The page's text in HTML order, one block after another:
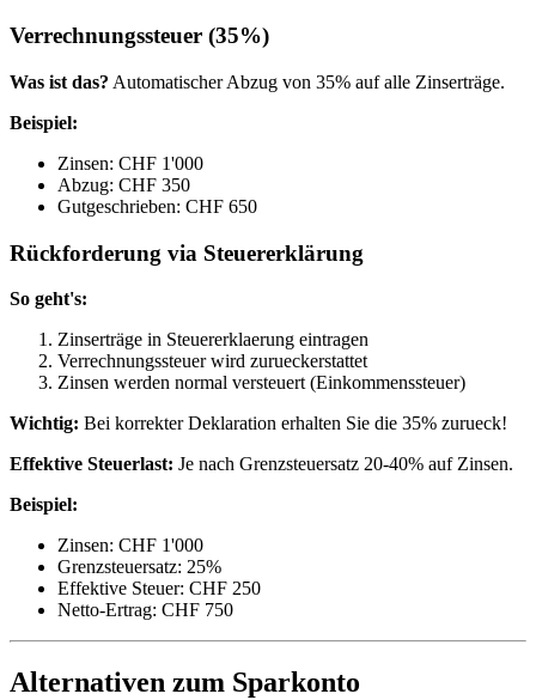
Verrechnungssteuer (35%)
Was ist das? Automatischer Abzug von 35% auf alle Zinserträge.
Beispiel:
Zinsen: CHF 1'000
Abzug: CHF 350
Gutgeschrieben: CHF 650
Rückforderung via Steuererklärung
So geht's:
Zinserträge in Steuererklaerung eintragen
Verrechnungssteuer wird zurueckerstattet
Zinsen werden normal versteuert (Einkommenssteuer)
Wichtig: Bei korrekter Deklaration erhalten Sie die 35% zurueck!
Effektive Steuerlast: Je nach Grenzsteuersatz 20-40% auf Zinsen.
Beispiel:
Zinsen: CHF 1'000
Grenzsteuersatz: 25%
Effektive Steuer: CHF 250
Netto-Ertrag: CHF 750
Alternativen zum Sparkonto